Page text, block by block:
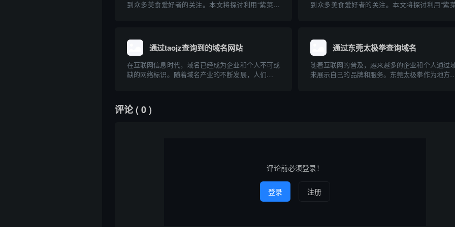
到众多美食爱好者的关注。本文将探讨利用“紫菜包
读者全面...
到众多美食爱好者的关注。本文将探讨利用“紫
读者全面...
通过taojz查询到的域名网站
在互联网信息时代，域名已经成为企业和个人不可或
缺的网络标识。随着域名产业的不断发展，人们对域
高效的域名查询服务。本文将详细介绍通过taojz平...
通过东莞太极拳查询域名
随着互联网的普及，越来越多的企业和个人通过
来展示自己的品牌和服务。东莞太极拳作为地方知
评论( 0 )
评论前必须登录！
登录 注册